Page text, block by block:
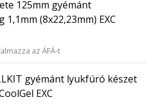
125mm gyémánt
(8x22,23mm) EXC
az ÁFÁ-t
gyémánt lyukfúró készet
EXC